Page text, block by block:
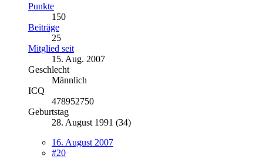
Punkte
150
Beiträge
25
Mitglied seit
15. Aug. 2007
Geschlecht
Männlich
ICQ
478952750
Geburtstag
28. August 1991 (34)
16. August 2007
#20